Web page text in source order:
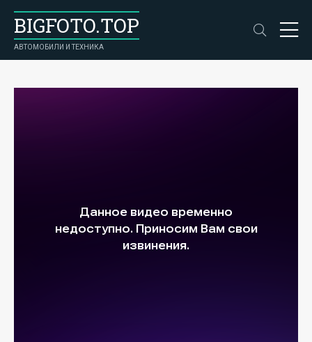
BIGFOTO.TOP
АВТОМОБИЛИ И ТЕХНИКА